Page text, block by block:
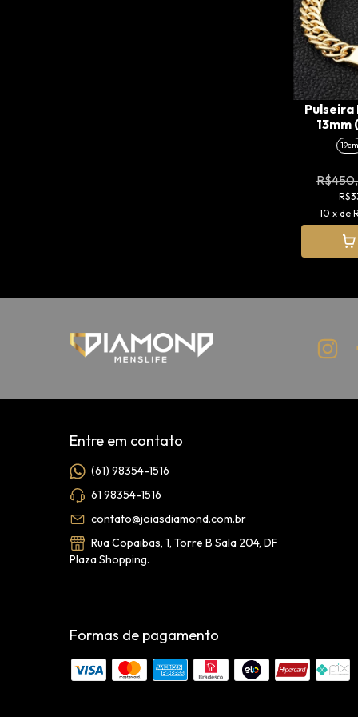
13mm
19cm
10 x de
Entre em contato
(61) 98354-1516
61 98354-1516
contato@joiasdiamond.com.br
Rua Copaibas, 1, Torre B Sala 204, DF
Plaza Shopping.
Formas de pagamento